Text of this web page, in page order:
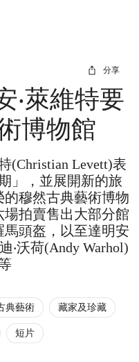
分享
‧萊維特要
博物館
(Christian Levett)表
」，並展開新的旅
穆然古典藝術博物
拍賣售出大部分館
頭盔，以至達明安
‧沃荷(Andy Warhol)
典藝術 藏家及珍藏
短片